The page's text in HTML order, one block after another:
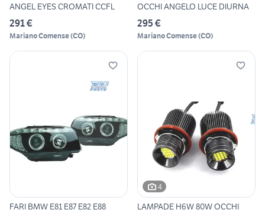
ANGEL EYES CROMATI CCFL
291 €
Mariano Comense(CO)
OCCHI ANGELO LUCE DIURNA
295 €
Mariano Comense(CO)
FARI BMW E81 E87 E82 E88
4
LAMPADE H6W 80W OCCHI